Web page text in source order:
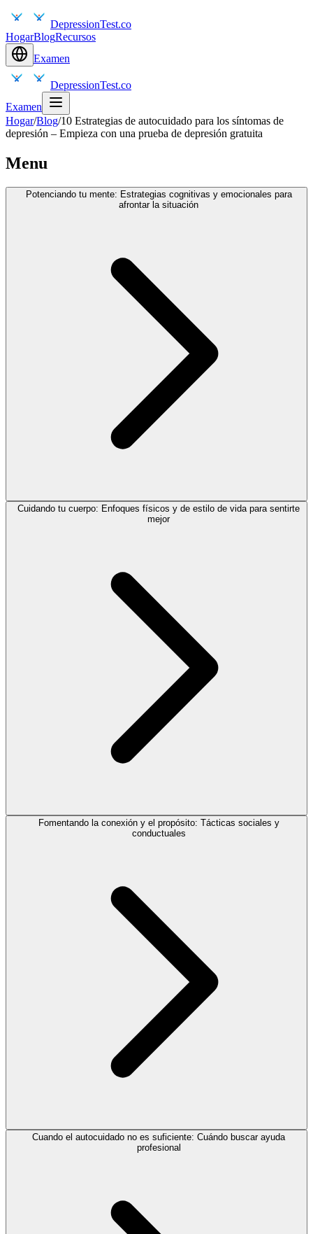
DepressionTest.co
HogarBlogRecursos
Examen
DepressionTest.co
Examen
Hogar/Blog/10 Estrategias de autocuidado para los síntomas de
depresión – Empieza con una prueba de depresión gratuita
Menu
Potenciando tu mente: Estrategias cognitivas y emocionales para
afrontar la situación
Cuidando tu cuerpo: Enfoques físicos y de estilo de vida para sentirte
mejor
Fomentando la conexión y el propósito: Tácticas sociales y
conductuales
Cuando el autocuidado no es suficiente: Cuándo buscar ayuda
profesional